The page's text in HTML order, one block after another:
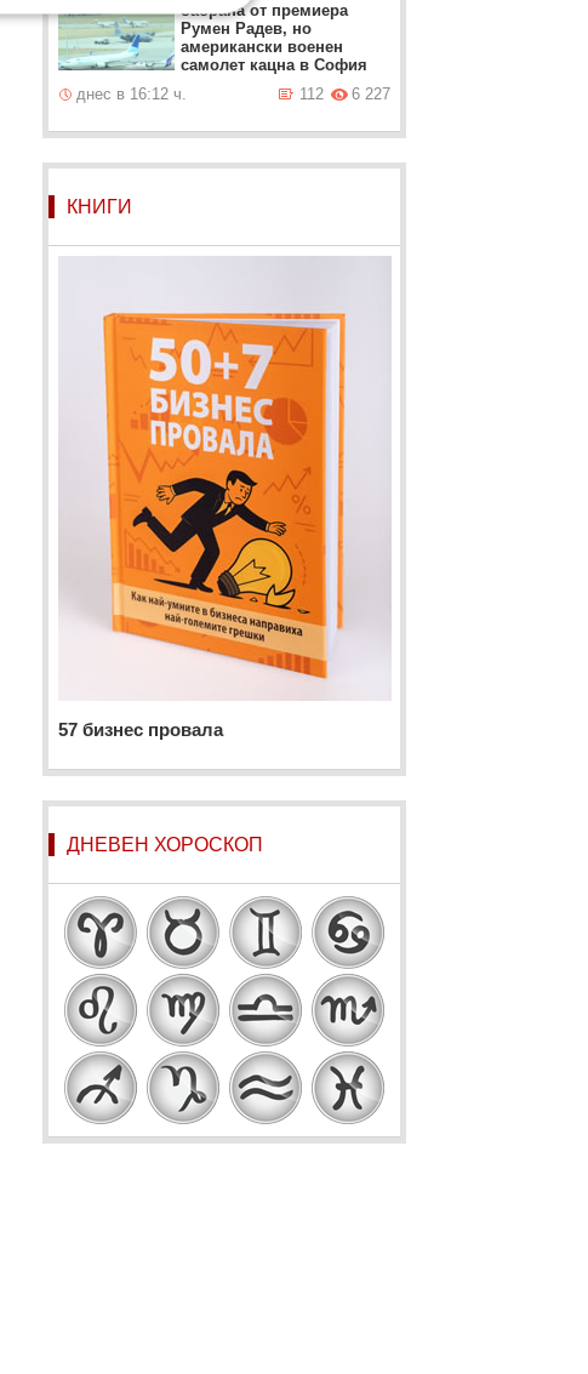
Забрана от премиера
Румен Радев, но
американски военен
самолет кацна в София
днес в 16:12 ч.
6 227
112
КНИГИ
57 бизнес провала
ДНЕВЕН ХОРОСКОП
Овен Телец Близнаци Рак
Лъв Дева Везни Скорпион
Стрелец Козирог Водолей Риби